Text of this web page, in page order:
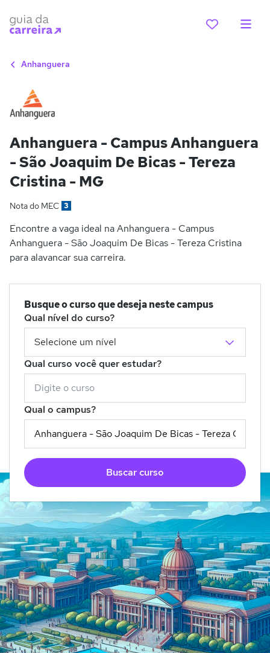
Anhanguera
Anhanguera - Campus Anhanguera
- São Joaquim De Bicas - Tereza
Cristina - MG
Nota do MEC 3
Encontre a vaga ideal na Anhanguera - Campus
Anhanguera - São Joaquim De Bicas - Tereza Cristina
para alavancar sua carreira.
Busque o curso que deseja neste campus
Qual nível do curso?
Qual curso você quer estudar?
Qual o campus?
Buscar curso